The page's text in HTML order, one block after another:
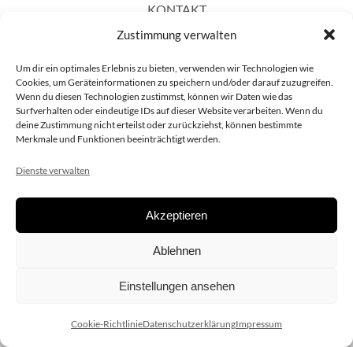
Zustimmung verwalten
Um dir ein optimales Erlebnis zu bieten, verwenden wir Technologien wie
Cookies, um Geräteinformationen zu speichern und/oder darauf zuzugreifen.
Wenn du diesen Technologien zustimmst, können wir Daten wie das
Surfverhalten oder eindeutige IDs auf dieser Website verarbeiten. Wenn du
deine Zustimmung nicht erteilst oder zurückziehst, können bestimmte
Merkmale und Funktionen beeinträchtigt werden.
Dienste verwalten
Akzeptieren
Ablehnen
Einstellungen ansehen
Cookie-RichtlinieDatenschutzerklärungImpressum
KONTAKT
Copyright 2020 dieSCHAUsteller.at |Datenschützerklärung|
| Design:www.ARGEntur.at